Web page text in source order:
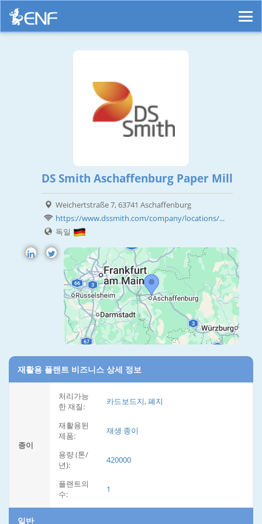
DS Smith Aschaffenburg Paper Mill
Weichertstraße 7, 63741 Aschaffenburg
https://www.dssmith.com/company/locations/...
독일
재활용 플랜트 비즈니스 상세 정보
종이
처리가능
한 재질:
카드보드지, 폐지
재활용된
제품:
재생 종이
용량 (톤/
년):
420000
플랜트의
수:
1
일반